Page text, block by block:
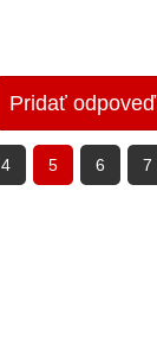
Pridať odpoveď
4 5 6 7